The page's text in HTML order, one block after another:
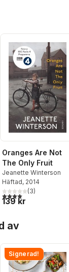
Oranges Are Not
The Only Fruit
Jeanette Winterson
Häftad, 2014
4,0utav 5 stjärnor.
(3)
139 kr
av
Signerad!